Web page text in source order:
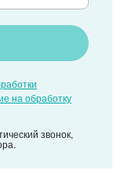
на обработку
звонок,